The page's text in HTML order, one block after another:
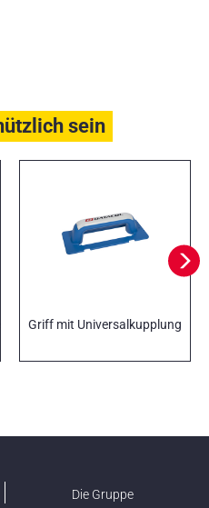
sein
Griff mit Universalkupplung
Die Gruppe